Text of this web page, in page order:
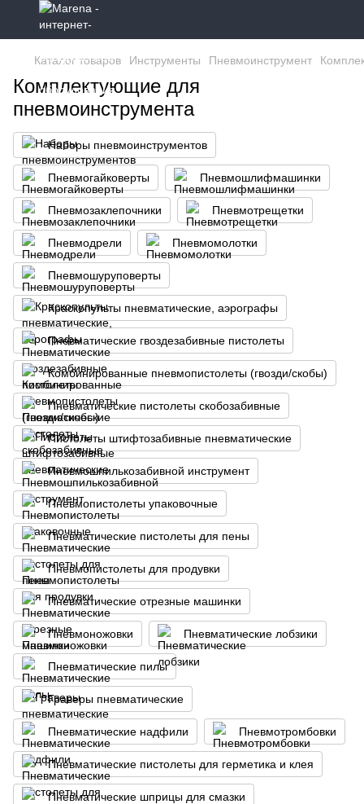
Каталог товаров Инструменты Пневмоинструмент
Комплектующие для
пневмоинструмента
Наборы пневмоинструментов
Пневмогайковерты Пневмошлифмашинки
Пневмозаклепочники Пневмотрещетки
Пневмодрели Пневмомолотки
Пневмошуруповерты
Краскопульты пневматические, аэрографы
Пневматические гвоздезабивные пистолеты
Комбинированные пневмопистолеты (гвозди/скобы)
Пневматические пистолеты скобозабивные
Пистолеты штифтозабивные пневматические
Пневмошпилькозабивной инструмент
Пневмопистолеты упаковочные
Пневматические пистолеты для пены
Пневмопистолеты для продувки
Пневматические отрезные машинки
Пневмоножовки Пневматические лобзики
Пневматические пилы
Граверы пневматические
Пневматические надфили Пневмотромбовки
Пневматические пистолеты для герметика и клея
Пневматические шприцы для смазки